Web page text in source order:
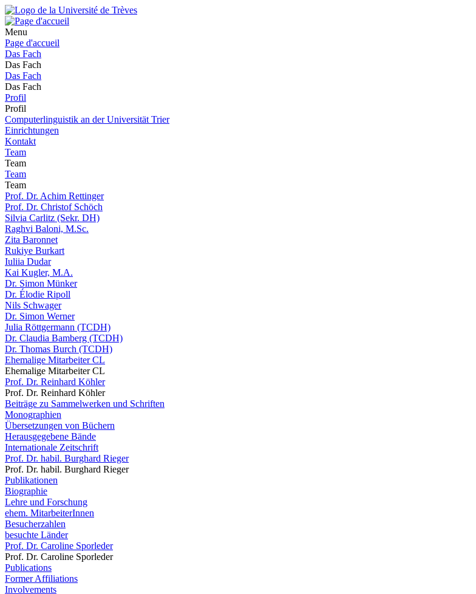
Menu
Page d'accueil
Das Fach
Das Fach
Das Fach
Das Fach
Profil
Profil
Computerlinguistik an der Universität Trier
Einrichtungen
Kontakt
Team
Team
Team
Team
Prof. Dr. Achim Rettinger
Prof. Dr. Christof Schöch
Silvia Carlitz (Sekr. DH)
Raghvi Baloni, M.Sc.
Zita Baronnet
Rukiye Burkart
Iuliia Dudar
Kai Kugler, M.A.
Dr. Simon Münker
Dr. Élodie Ripoll
Nils Schwager
Dr. Simon Werner
Julia Röttgermann (TCDH)
Dr. Claudia Bamberg (TCDH)
Dr. Thomas Burch (TCDH)
Ehemalige Mitarbeiter CL
Ehemalige Mitarbeiter CL
Prof. Dr. Reinhard Köhler
Prof. Dr. Reinhard Köhler
Beiträge zu Sammelwerken und Schriften
Monographien
Übersetzungen von Büchern
Herausgegebene Bände
Internationale Zeitschrift
Prof. Dr. habil. Burghard Rieger
Prof. Dr. habil. Burghard Rieger
Publikationen
Biographie
Lehre und Forschung
ehem. MitarbeiterInnen
Besucherzahlen
besuchte Länder
Prof. Dr. Caroline Sporleder
Prof. Dr. Caroline Sporleder
Publications
Former Affiliations
Involvements